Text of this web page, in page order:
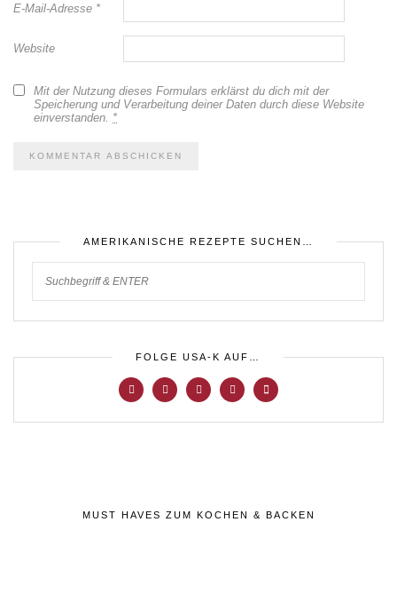
E-Mail-Adresse *
Website
Mit der Nutzung dieses Formulars erklärst du dich mit der
Speicherung und Verarbeitung deiner Daten durch diese Website
einverstanden. *
AMERIKANISCHE REZEPTE SUCHEN…
FOLGE USA-K AUF…
MUST HAVES ZUM KOCHEN & BACKEN